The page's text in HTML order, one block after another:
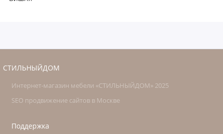
СТИЛЬНЫЙДОМ
Интернет-магазин мебели «СТИЛЬНЫЙДОМ» 2025
SEO продвижение сайтов в Москве
Поддержка